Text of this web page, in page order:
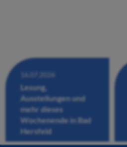
16.07.2026
Lesung,
Ausstellungen und
mehr dieses
Wochenende in Bad
Hersfeld